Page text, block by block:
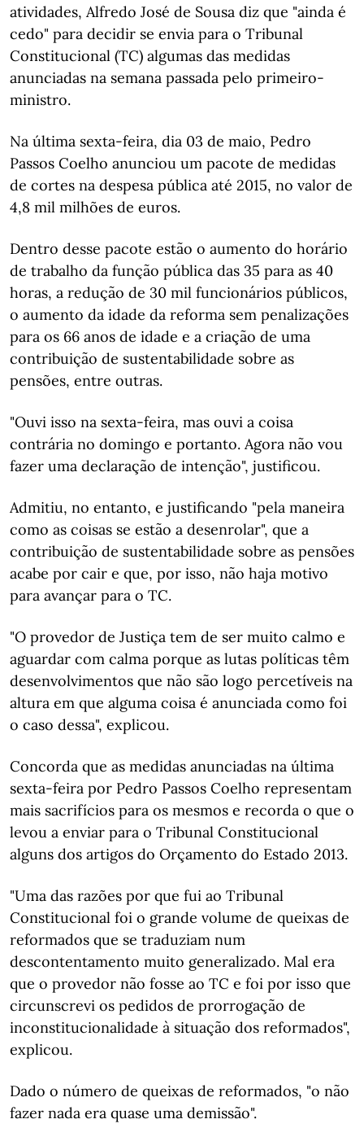
atividades, Alfredo José de Sousa diz que "ainda é
cedo" para decidir se envia para o Tribunal
Constitucional (TC) algumas das medidas
anunciadas na semana passada pelo primeiro-
ministro.
Na última sexta-feira, dia 03 de maio, Pedro
Passos Coelho anunciou um pacote de medidas
de cortes na despesa pública até 2015, no valor de
4,8 mil milhões de euros.
Dentro desse pacote estão o aumento do horário
de trabalho da função pública das 35 para as 40
horas, a redução de 30 mil funcionários públicos,
o aumento da idade da reforma sem penalizações
para os 66 anos de idade e a criação de uma
contribuição de sustentabilidade sobre as
pensões, entre outras.
"Ouvi isso na sexta-feira, mas ouvi a coisa
contrária no domingo e portanto. Agora não vou
fazer uma declaração de intenção", justificou.
Admitiu, no entanto, e justificando "pela maneira
como as coisas se estão a desenrolar", que a
contribuição de sustentabilidade sobre as pensões
acabe por cair e que, por isso, não haja motivo
para avançar para o TC.
"O provedor de Justiça tem de ser muito calmo e
aguardar com calma porque as lutas políticas têm
desenvolvimentos que não são logo percetíveis na
altura em que alguma coisa é anunciada como foi
o caso dessa", explicou.
Concorda que as medidas anunciadas na última
sexta-feira por Pedro Passos Coelho representam
mais sacrifícios para os mesmos e recorda o que o
levou a enviar para o Tribunal Constitucional
alguns dos artigos do Orçamento do Estado 2013.
"Uma das razões por que fui ao Tribunal
Constitucional foi o grande volume de queixas de
reformados que se traduziam num
descontentamento muito generalizado. Mal era
que o provedor não fosse ao TC e foi por isso que
circunscrevi os pedidos de prorrogação de
inconstitucionalidade à situação dos reformados",
explicou.
Dado o número de queixas de reformados, "o não
fazer nada era quase uma demissão".